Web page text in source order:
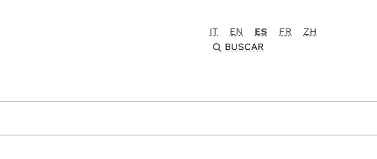
IT EN ES FR
ZH
BUSCAR